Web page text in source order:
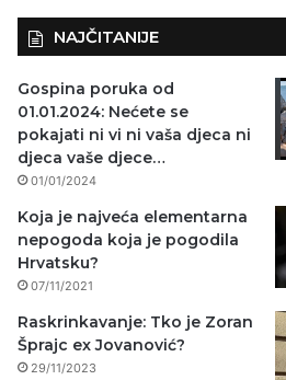
NAJČITANIJE
Gospina poruka od
01.01.2024: Nećete se
pokajati ni vi ni vaša djeca ni
djeca vaše djece…
01/01/2024
Koja je najveća elementarna
nepogoda koja je pogodila
Hrvatsku?
07/11/2021
Raskrinkavanje: Tko je Zoran
Šprajc ex Jovanović?
29/11/2023